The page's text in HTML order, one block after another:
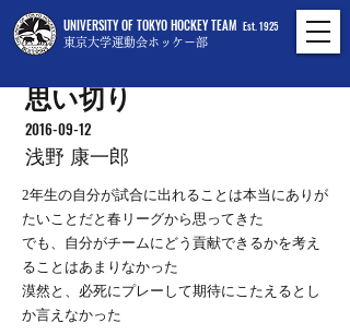
UNIVERSITY OF TOKYO HOCKEY TEAM
東京大学運動会ホッケー部
Est. 1925
思い切り
2016-09-12
浅野 康一郎
2年生の自分が試合に出れることは本当にありが
たいことだと春リーグから思ってきた
でも、自分がチームにどう貢献できるかを考え
ることはあまりなかった
漠然と、必死にプレーして期待にこたえるとし
か言えなかった